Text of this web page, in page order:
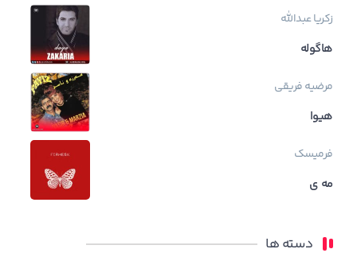
زکریا عبدالله
هاگوله
مرضیه فریقی
هیوا
فرمیسک
مه ی
دسته ها